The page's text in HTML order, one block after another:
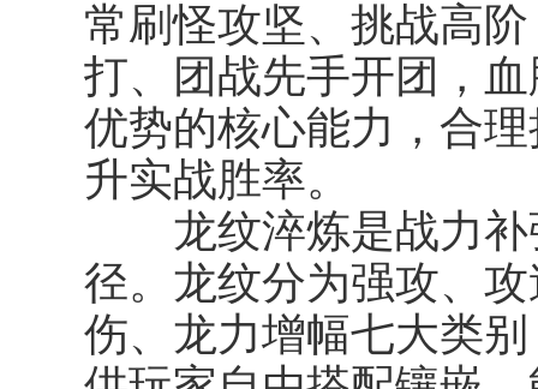
常刷怪攻坚、挑战高
打、团战先手开团，
优势的核心能力，合
升实战胜率。
龙纹淬炼是战力补
径。龙纹分为强攻、
伤、龙力增幅七大类